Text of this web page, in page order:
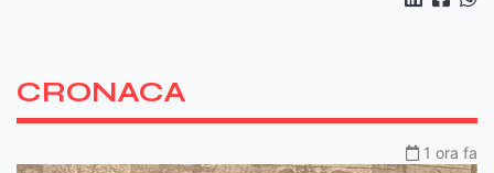
CRONACA
1 ora fa